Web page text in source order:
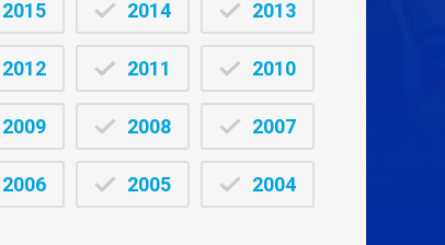
2015 2014 2013
2012 2011 2010
2009 2008 2007
2006 2005 2004